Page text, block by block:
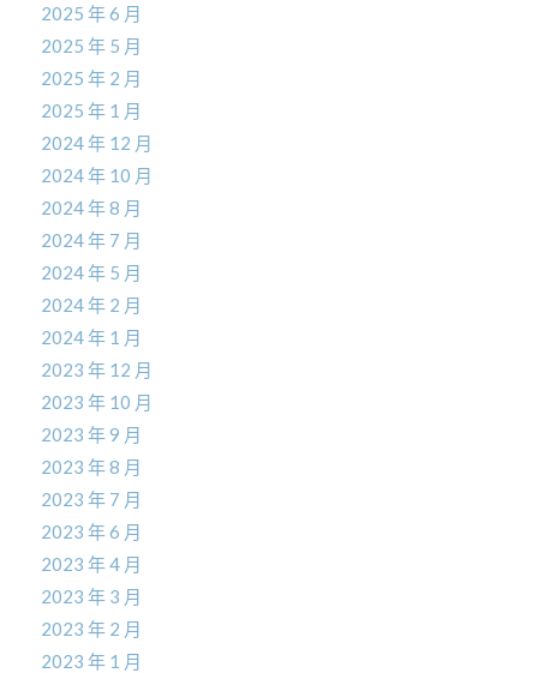
2025 年 6 月
2025 年 5 月
2025 年 2 月
2025 年 1 月
2024 年 12 月
2024 年 10 月
2024 年 8 月
2024 年 7 月
2024 年 5 月
2024 年 2 月
2024 年 1 月
2023 年 12 月
2023 年 10 月
2023 年 9 月
2023 年 8 月
2023 年 7 月
2023 年 6 月
2023 年 4 月
2023 年 3 月
2023 年 2 月
2023 年 1 月